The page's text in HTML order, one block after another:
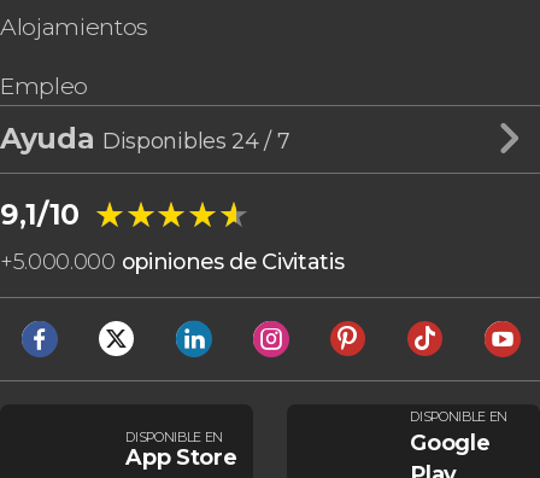
Alojamientos
Empleo
Ayuda Disponibles 24 / 7
9,1/10 ★★★★★
★★★★★
+5.000.000 opiniones de Civitatis
DISPONIBLE EN
App Store
DISPONIBLE EN
Google